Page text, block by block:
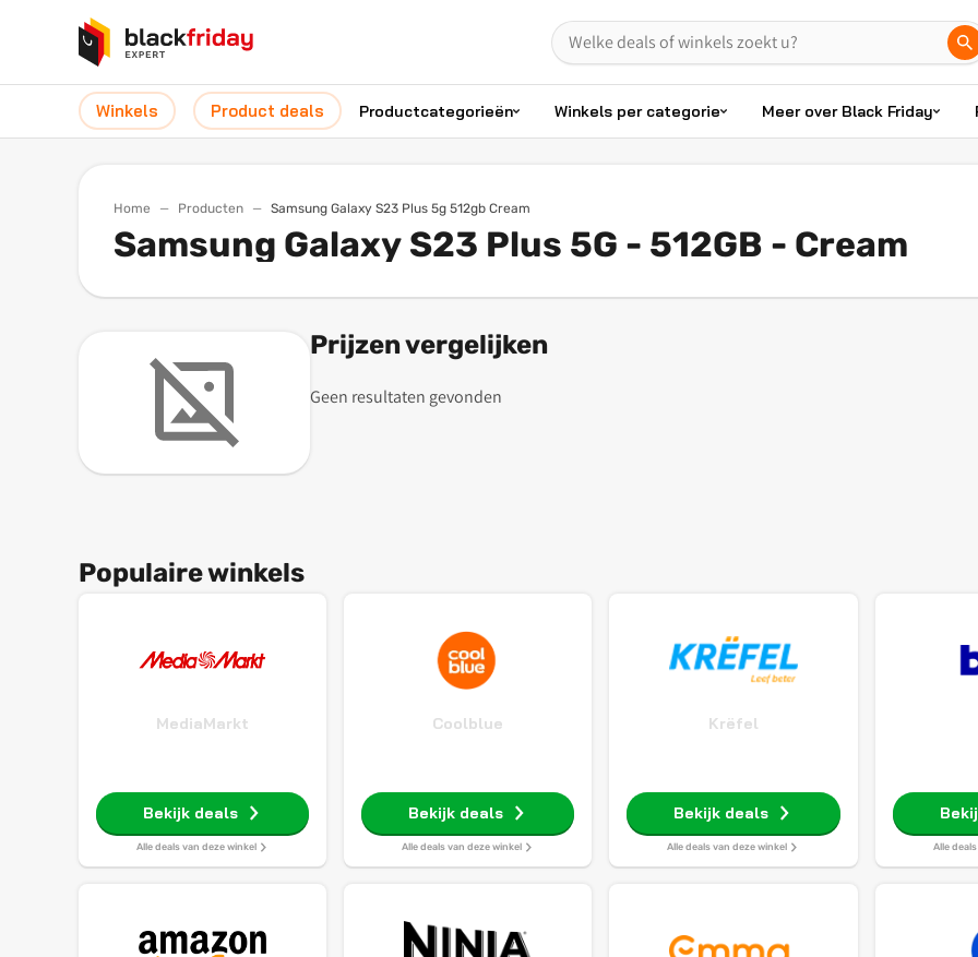
Winkels Product deals Productcategorieën Winkels per categorie Meer over Black Friday
Home Producten Samsung Galaxy S23 Plus 5g 512gb Cream
Samsung Galaxy S23 Plus 5G - 512GB - Cream
Prijzen vergelijken
Geen resultaten gevonden
Populaire winkels
MediaMarkt
Bekijk deals
Alle deals van deze winkel
Coolblue
Bekijk deals
Alle deals van deze winkel
Krëfel
Bekijk deals
Alle deals van deze winkel Alle